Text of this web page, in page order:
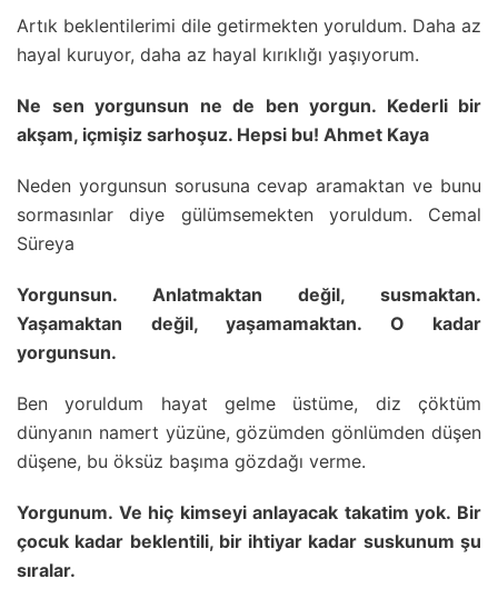
Artık beklentilerimi dile getirmekten yoruldum. Daha az
hayal kuruyor, daha az hayal kırıklığı yaşıyorum.
Ne sen yorgunsun ne de ben yorgun. Kederli bir
akşam, içmişiz sarhoşuz. Hepsi bu! Ahmet Kaya
Neden yorgunsun sorusuna cevap aramaktan ve bunu
sormasınlar diye gülümsemekten yoruldum. Cemal
Süreya
Yorgunsun. Anlatmaktan değil, susmaktan.
Yaşamaktan değil, yaşamamaktan. O kadar
yorgunsun.
Ben yoruldum hayat gelme üstüme, diz çöktüm
dünyanın namert yüzüne, gözümden gönlümden düşen
düşene, bu öksüz başıma gözdağı verme.
Yorgunum. Ve hiç kimseyi anlayacak takatim yok. Bir
çocuk kadar beklentili, bir ihtiyar kadar suskunum şu
sıralar.